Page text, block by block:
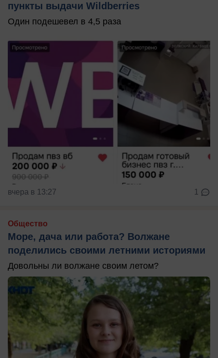
пункты выдачи Wildberries
Один подешевел в 4,5 раза
вчера в 13:27 1
Общество
Море, дача или работа? Волжане
поделились своими летними историями
Довольны ли волжане своим летом?